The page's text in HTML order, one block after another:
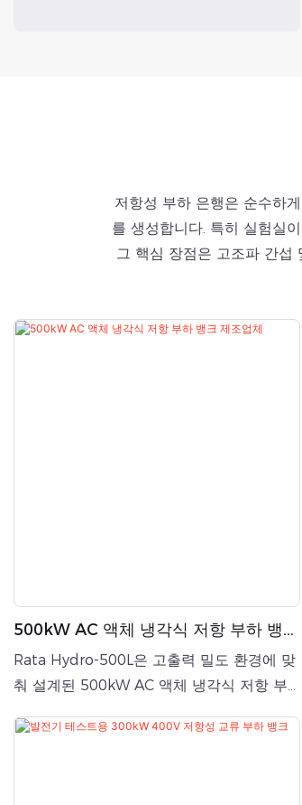
저항성 부하 은행은 순수하
를 생성합니다. 특히 실험실
그 핵심 장점은 고조파 간섭
500kW AC 액체 냉각식 저항 부하 뱅크
제조업체
Rata Hydro-500L은 고출력 밀도 환경에 맞
춰 설계된 500kW AC 액체 냉각식 저항 부
어 부하 테스트를 제공합니다. 이 제품의 핵